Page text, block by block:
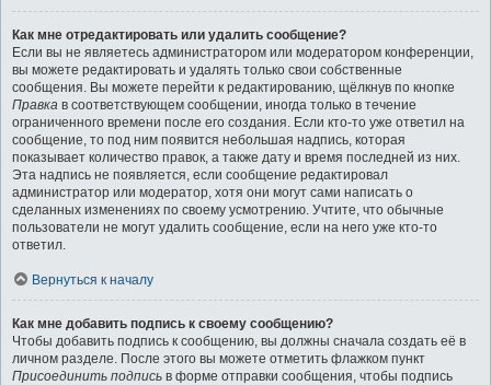
Как мне отредактировать или удалить сообщение?
Если вы не являетесь администратором или модератором конференции,
вы можете редактировать и удалять только свои собственные
сообщения. Вы можете перейти к редактированию, щёлкнув по кнопке
Правка в соответствующем сообщении, иногда только в течение
ограниченного времени после его создания. Если кто-то уже ответил на
сообщение, то под ним появится небольшая надпись, которая
показывает количество правок, а также дату и время последней из них.
Эта надпись не появляется, если сообщение редактировал
администратор или модератор, хотя они могут сами написать о
сделанных изменениях по своему усмотрению. Учтите, что обычные
пользователи не могут удалить сообщение, если на него уже кто-то
ответил.
Вернуться к началу
Как мне добавить подпись к своему сообщению?
Чтобы добавить подпись к сообщению, вы должны сначала создать её в
личном разделе. После этого вы можете отметить флажком пункт
Присоединить подпись в форме отправки сообщения, чтобы подпись